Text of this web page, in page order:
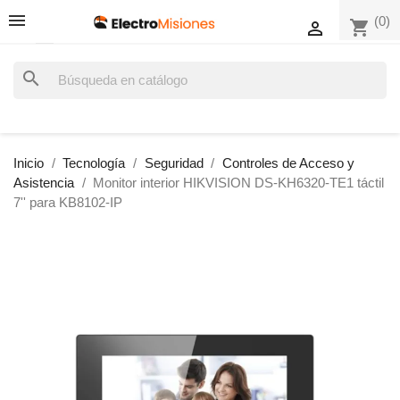
shopping_cart (0)

search
Inicio Tecnología Seguridad
Controles de Acceso y
Asistencia
Monitor interior HIKVISION DS-KH6320-TE1 táctil
7'' para KB8102-IP